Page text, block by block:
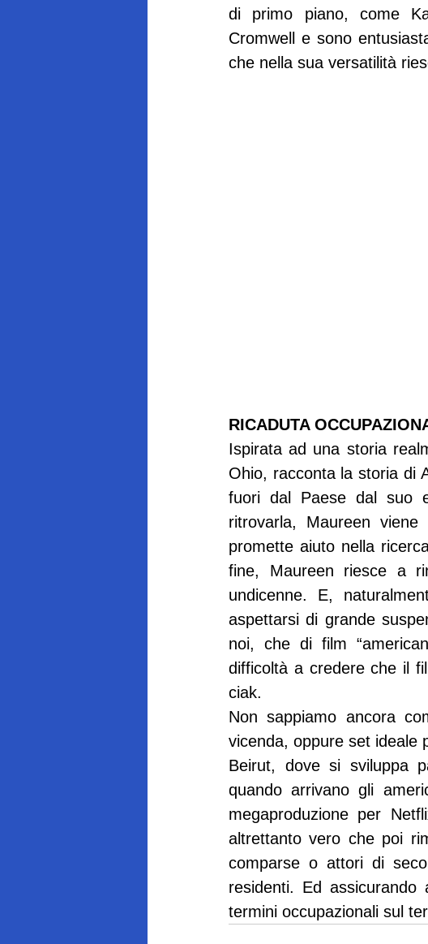
di primo piano, come
Cromwell e sono
che nella sua versatilità
RICADUTA
Ispirata ad una storia
Ohio, racconta la storia di
fuori dal Paese dal suo
ritrovarla, Maureen
promette aiuto nella
fine, Maureen riesce a
undicenne. E,
aspettarsi di grande
noi, che di film
difficoltà a credere che il
ciak.
Non sappiamo ancora
vicenda, oppure set ideale
Beirut, dove si sviluppa
quando arrivano gli
megaproduzione per
altrettanto vero che poi
comparse o attori di
residenti. Ed
termini occupazionali sul